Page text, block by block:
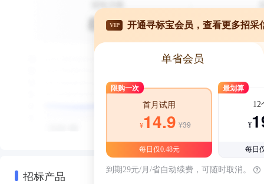
招标产品
VIP 开通寻标宝会员，查看更多招采
单省会员
限购一次
首月试用
¥14.9 ¥39
每日仅0.48元
最划算
12
¥
每日
到期29元/月/省自动续费，可随时取消。